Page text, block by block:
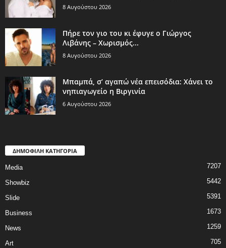
8 Αυγούστου 2026
Πήρε τον γιο του κι έφυγε ο Γιώργος
Λιβάνης – Χωρισμός...
8 Αυγούστου 2026
Μπαμπά, σ’ αγαπώ νέα επεισόδια: Χάνει το
νηπιαγωγείο η Βιργινία
6 Αυγούστου 2026
ΔΗΜΟΦΙΛΗ ΚΑΤΗΓΟΡΙΑ
Media 7207
Showbiz 5442
Slide 5391
Business 1673
News 1259
Art 705